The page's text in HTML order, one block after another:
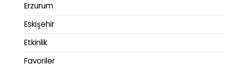
Erzurum
Eskişehir
Etkinlik
Favoriler